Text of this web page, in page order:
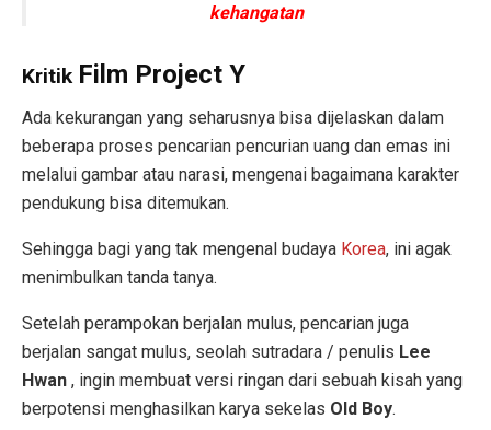
kehangatan
Kritik Film Project Y
Ada kekurangan yang seharusnya bisa dijelaskan dalam
beberapa proses pencarian pencurian uang dan emas ini
melalui gambar atau narasi, mengenai bagaimana karakter
pendukung bisa ditemukan.
Sehingga bagi yang tak mengenal budaya Korea, ini agak
menimbulkan tanda tanya.
Setelah perampokan berjalan mulus, pencarian juga
berjalan sangat mulus, seolah sutradara / penulis Lee
Hwan , ingin membuat versi ringan dari sebuah kisah yang
berpotensi menghasilkan karya sekelas Old Boy.